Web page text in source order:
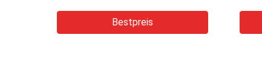
Bestpreis